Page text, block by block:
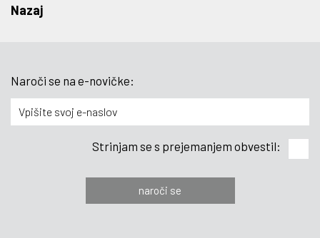
Nazaj
Naroči se na e-novičke:
Strinjam se s prejemanjem obvestil:
naroči se